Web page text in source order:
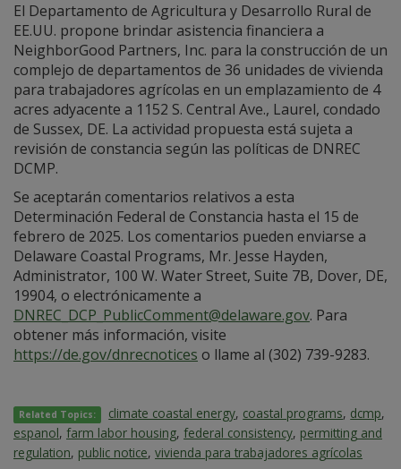
El Departamento de Agricultura y Desarrollo Rural de
EE.UU. propone brindar asistencia financiera a
NeighborGood Partners, Inc. para la construcción de un
complejo de departamentos de 36 unidades de vivienda
para trabajadores agrícolas en un emplazamiento de 4
acres adyacente a 1152 S. Central Ave., Laurel, condado
de Sussex, DE. La actividad propuesta está sujeta a
revisión de constancia según las políticas de DNREC
DCMP.
Se aceptarán comentarios relativos a esta
Determinación Federal de Constancia hasta el 15 de
febrero de 2025. Los comentarios pueden enviarse a
Delaware Coastal Programs, Mr. Jesse Hayden,
Administrator, 100 W. Water Street, Suite 7B, Dover, DE,
19904, o electrónicamente a
DNREC_DCP_PublicComment@delaware.gov. Para
obtener más información, visite
https://de.gov/dnrecnotices o llame al (302) 739-9283.
Related Topics: climate coastal energy, coastal programs, dcmp,
espanol, farm labor housing, federal consistency, permitting and
regulation, public notice, vivienda para trabajadores agrícolas